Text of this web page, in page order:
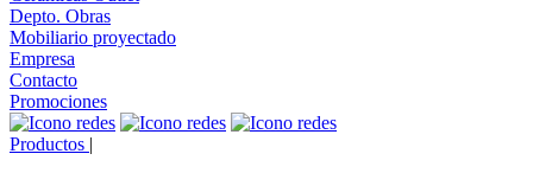
Depto. Obras
Mobiliario proyectado
Empresa
Contacto
Promociones
Productos |